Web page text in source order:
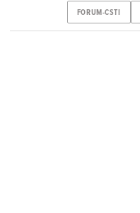
FORUM-CSTI